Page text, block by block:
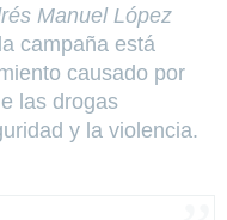
Manuel López
campaña está
causado por
las drogas
y la violencia.